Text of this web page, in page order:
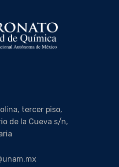
tercer piso,
de la Cueva s/n,